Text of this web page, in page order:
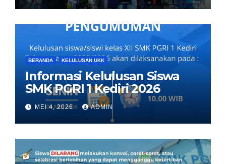
BERANDA KELULUSAN UKK
Informasi Kelulusan Siswa
SMK PGRI 1 Kediri 2026
MEI 4, 2026 ADMIN